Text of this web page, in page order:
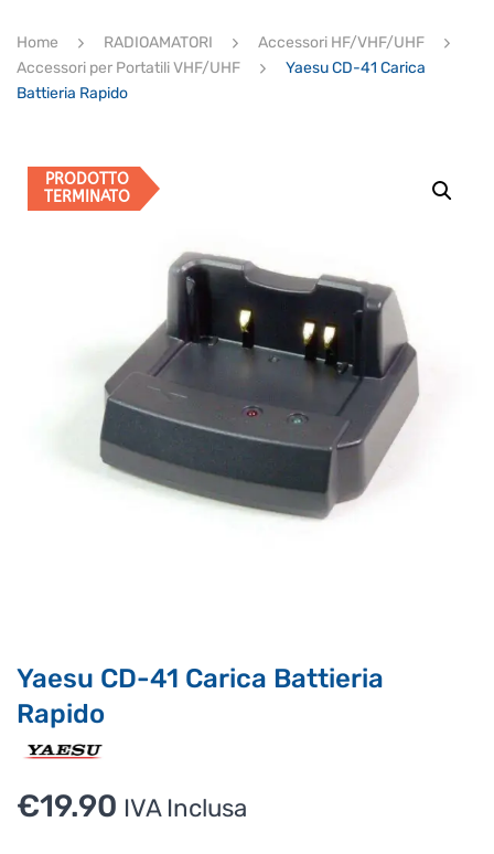
ULTIMI ARRIVI
Ricerca
prodotti
Home RADIOAMATORI
Accessori HF/VHF/UHF
Accessori per Portatili VHF/UHF
Yaesu CD-41 Carica
Battieria Rapido
PRODOTTO
TERMINATO
Yaesu CD-41 Carica Battieria
Rapido
€19.90 IVA Inclusa
Supporto clienti RF Assist
Ciao, Come posso aiutarti?
Puoi chiedermi informazioni generali o specifiche su certi